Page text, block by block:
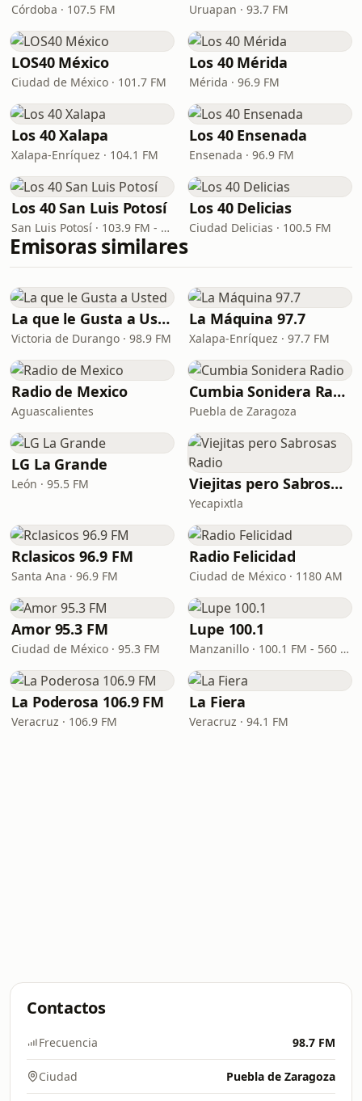
Córdoba · 107.5 FM Uruapan · 93.7 FM
LOS40 México
Ciudad de México · 101.7 FM
Los 40 Mérida
Mérida · 96.9 FM
Los 40 Xalapa
Xalapa-Enríquez · 104.1 FM
Los 40 Ensenada
Ensenada · 96.9 FM
Los 40 San Luis Potosí
San Luis Potosí · 103.9 FM - 540 AM
Los 40 Delicias
Ciudad Delicias · 100.5 FM
Emisoras similares
La que le Gusta a Usted
Victoria de Durango · 98.9 FM
La Máquina 97.7
Xalapa-Enríquez · 97.7 FM
Radio de Mexico
Aguascalientes
Cumbia Sonidera Radio
Puebla de Zaragoza
LG La Grande
León · 95.5 FM Viejitas pero Sabrosas Radio
Yecapixtla
Rclasicos 96.9 FM
Santa Ana · 96.9 FM
Radio Felicidad
Ciudad de México · 1180 AM
Amor 95.3 FM
Ciudad de México · 95.3 FM
Lupe 100.1
Manzanillo · 100.1 FM - 560 AM
La Poderosa 106.9 FM
Veracruz · 106.9 FM
La Fiera
Veracruz · 94.1 FM
Contactos
Frecuencia 98.7 FM
Ciudad Puebla de Zaragoza